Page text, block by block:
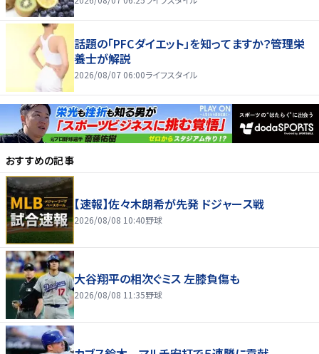
話題の「PFCダイエット」を知ってますか？管理栄
養士が解説
2026/08/07 06:00ライフスタイル
おすすめの記事
【速報】佐々木朗希が先発 ドジャース戦
2026/08/08 10:40野球
大谷翔平の相次ぐミス 左膝負傷も
2026/08/08 11:35野球